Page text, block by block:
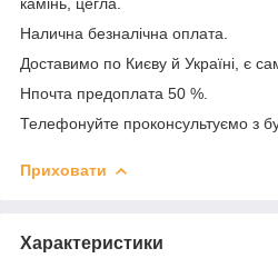
Налична безналічна оплата.
Доставимо по Києву й Україні, є
Нпочта предоплата 50 %.
Телефонуйте проконсультуємо з
Приховати
Характеристики